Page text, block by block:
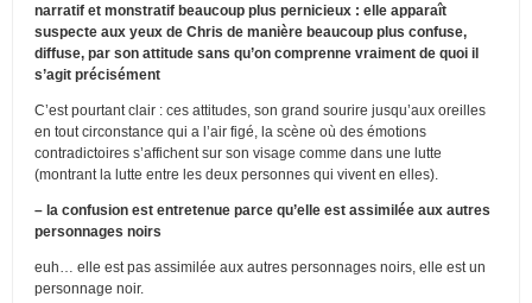
narratif et monstratif beaucoup plus pernicieux : elle apparaît
suspecte aux yeux de Chris de manière beaucoup plus confuse,
diffuse, par son attitude sans qu’on comprenne vraiment de quoi il
s’agit précisément
C’est pourtant clair : ces attitudes, son grand sourire jusqu’aux oreilles
en tout circonstance qui a l’air figé, la scène où des émotions
contradictoires s’affichent sur son visage comme dans une lutte
(montrant la lutte entre les deux personnes qui vivent en elles).
– la confusion est entretenue parce qu’elle est assimilée aux autres
personnages noirs
euh… elle est pas assimilée aux autres personnages noirs, elle est un
personnage noir.